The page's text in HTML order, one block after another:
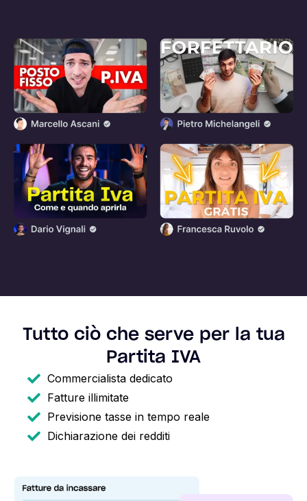
Tutto ciò che serve per la tua
Partita IVA
Commercialista dedicato
Fatture illimitate
Previsione tasse in tempo reale
Dichiarazione dei redditi